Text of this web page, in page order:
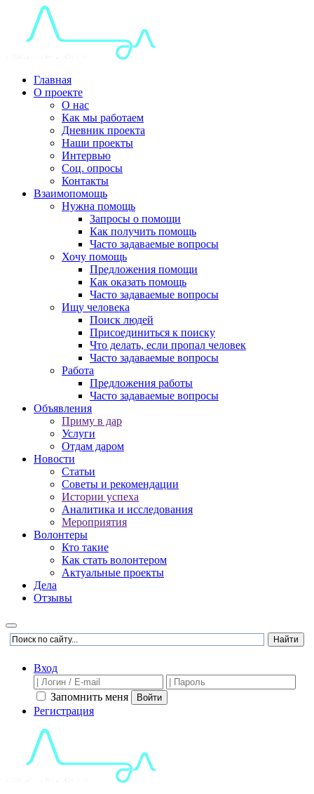
Главная
О проекте
О нас
Как мы работаем
Дневник проекта
Наши проекты
Интервью
Соц. опросы
Контакты
Взаимопомощь
Нужна помощь
Запросы о помощи
Как получить помощь
Часто задаваемые вопросы
Хочу помощь
Предложения помощи
Как оказать помощь
Часто задаваемые вопросы
Ищу человека
Поиск людей
Присоединиться к поиску
Что делать, если пропал человек
Часто задаваемые вопросы
Работа
Предложения работы
Часто задаваемые вопросы
Объявления
Приму в дар
Услуги
Отдам даром
Новости
Статьи
Советы и рекомендации
Истории успеха
Аналитика и исследования
Мероприятия
Волонтеры
Кто такие
Как стать волонтером
Актуальные проекты
Дела
Отзывы
Вход
Запомнить меня Войти
Регистрация